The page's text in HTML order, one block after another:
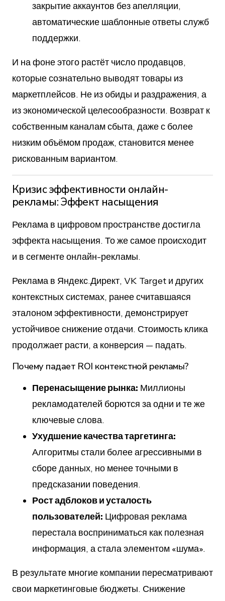
закрытие аккаунтов без апелляции,
автоматические шаблонные ответы служб
поддержки.
И на фоне этого растёт число продавцов,
которые сознательно выводят товары из
маркетплейсов. Не из обиды и раздражения, а
из экономической целесообразности. Возврат к
собственным каналам сбыта, даже с более
низким объёмом продаж, становится менее
рискованным вариантом.
Кризис эффективности онлайн-
рекламы: Эффект насыщения
Реклама в цифровом пространстве достигла
эффекта насыщения. То же самое происходит
и в сегменте онлайн-рекламы.
Реклама в Яндекс.Директ, VK Target и других
контекстных системах, ранее считавшаяся
эталоном эффективности, демонстрирует
устойчивое снижение отдачи. Стоимость клика
продолжает расти, а конверсия — падать.
Почему падает ROI контекстной рекламы?
Перенасыщение рынка: Миллионы
рекламодателей борются за одни и те же
ключевые слова.
Ухудшение качества таргетинга:
Алгоритмы стали более агрессивными в
сборе данных, но менее точными в
предсказании поведения.
Рост адблоков и усталость
пользователей: Цифровая реклама
перестала восприниматься как полезная
информация, а стала элементом «шума».
В результате многие компании пересматривают
свои маркетинговые бюджеты. Снижение